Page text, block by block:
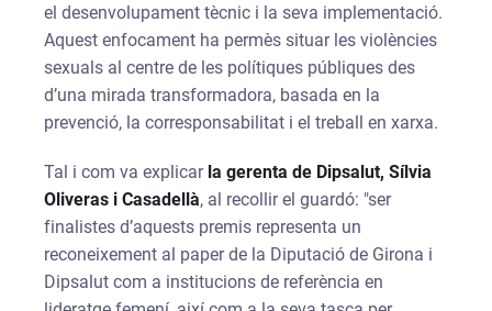
el desenvolupament tècnic i la seva implementació.
Aquest enfocament ha permès situar les violències
sexuals al centre de les polítiques públiques des
d’una mirada transformadora, basada en la
prevenció, la corresponsabilitat i el treball en xarxa.
Tal i com va explicar la gerenta de Dipsalut, Sílvia
Oliveras i Casadellà, al recollir el guardó: "ser
finalistes d’aquests premis representa un
reconeixement al paper de la Diputació de Girona i
Dipsalut com a institucions de referència en